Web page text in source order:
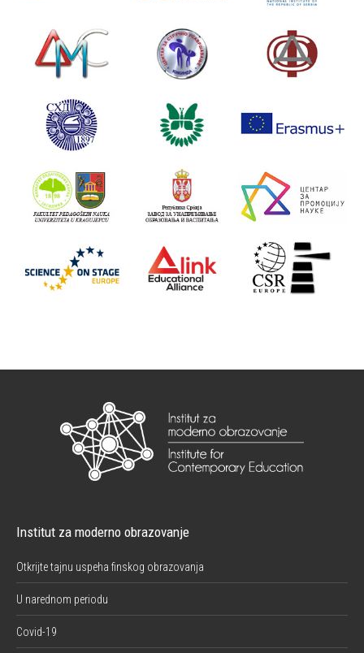
Institut za moderno obrazovanje
Otkrijte tajnu uspeha finskog obrazovanja
U narednom periodu
Covid-19